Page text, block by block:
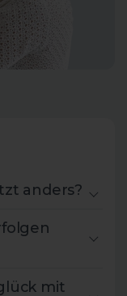
anders?
mit